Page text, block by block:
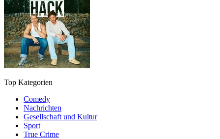
Top Kategorien
Comedy
Nachrichten
Gesellschaft und Kultur
Sport
True Crime